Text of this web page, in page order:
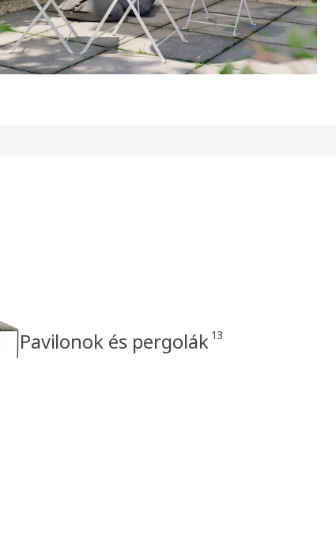
Pavilonok és pergolák 13